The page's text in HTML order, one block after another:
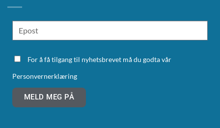
For å få tilgang til nyhetsbrevet må du godta vår
Personvernerklæring
MELD MEG PÅ